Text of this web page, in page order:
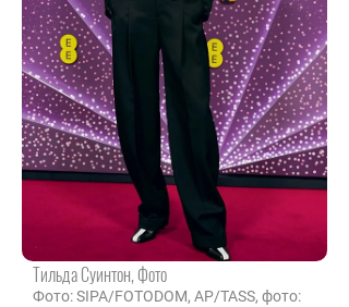
Тильда Суинтон, Фото
Фото: SIPA/FOTODOM, AP/TASS, фото: